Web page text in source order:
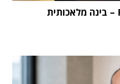
"העתיד הוא Physical AI – בינה מלאכותית